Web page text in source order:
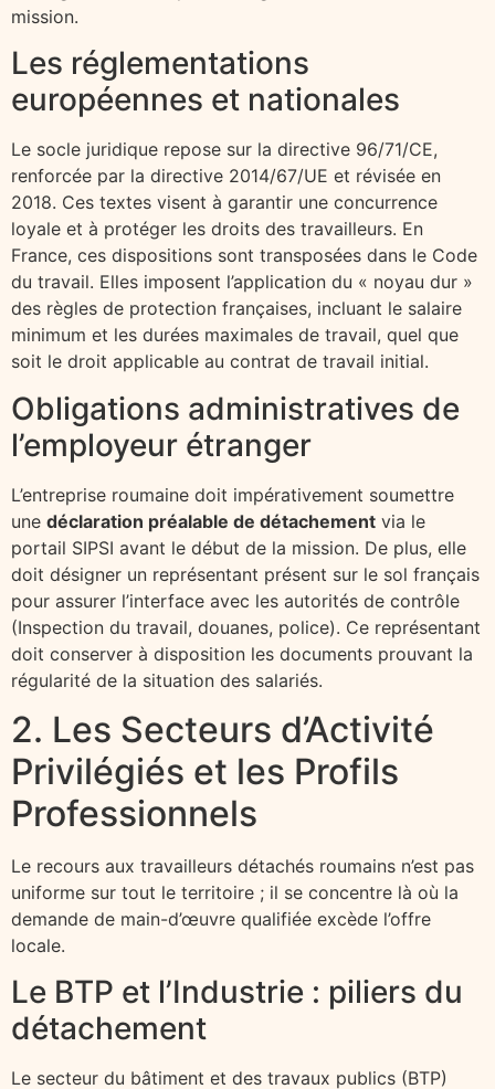
mission.
Les réglementations
européennes et nationales
Le socle juridique repose sur la directive 96/71/CE,
renforcée par la directive 2014/67/UE et révisée en
2018. Ces textes visent à garantir une concurrence
loyale et à protéger les droits des travailleurs. En
France, ces dispositions sont transposées dans le Code
du travail. Elles imposent l’application du « noyau dur »
des règles de protection françaises, incluant le salaire
minimum et les durées maximales de travail, quel que
soit le droit applicable au contrat de travail initial.
Obligations administratives de
l’employeur étranger
L’entreprise roumaine doit impérativement soumettre
une déclaration préalable de détachement via le
portail SIPSI avant le début de la mission. De plus, elle
doit désigner un représentant présent sur le sol français
pour assurer l’interface avec les autorités de contrôle
(Inspection du travail, douanes, police). Ce représentant
doit conserver à disposition les documents prouvant la
régularité de la situation des salariés.
2. Les Secteurs d’Activité
Privilégiés et les Profils
Professionnels
Le recours aux travailleurs détachés roumains n’est pas
uniforme sur tout le territoire ; il se concentre là où la
demande de main-d’œuvre qualifiée excède l’offre
locale.
Le BTP et l’Industrie : piliers du
détachement
Le secteur du bâtiment et des travaux publics (BTP)